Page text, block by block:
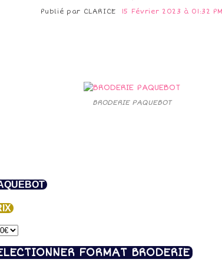
Publié par CLARICE 15 Février 2023 à 01:32 PM
BRODERIE PAQUEBOT
FORMAT BRODERIE